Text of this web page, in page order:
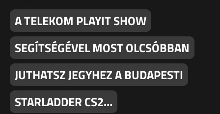
A TELEKOM PLAYIT SHOW
SEGÍTSÉGÉVEL MOST OLCSÓBBAN
JUTHATSZ JEGYHEZ A BUDAPESTI
STARLADDER CS2…